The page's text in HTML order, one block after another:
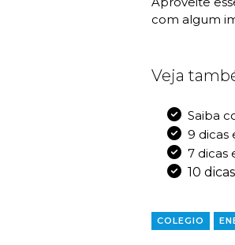
com algum
Veja
Saiba
9 dicas
7 dicas
10
COLEGIO